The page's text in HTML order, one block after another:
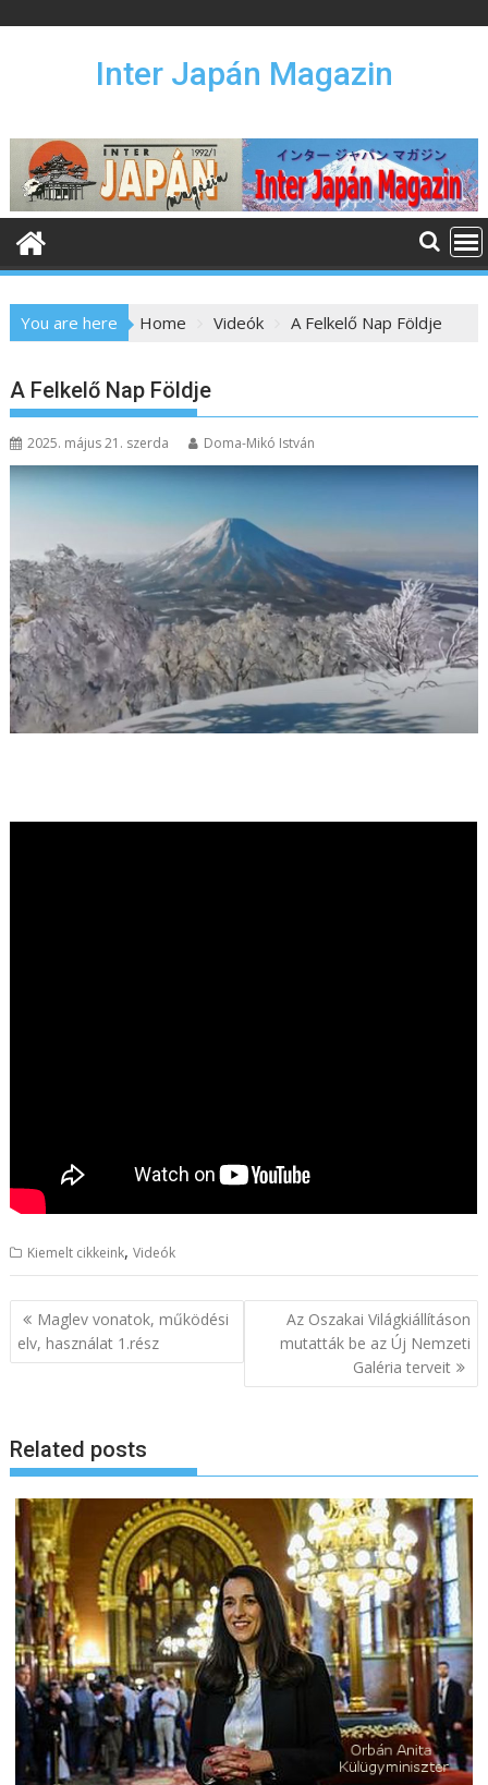
n
e
Inter Japán Magazin
You are here Home Videók A Felkelő Nap Földje
A Felkelő Nap Földje
2025. május 21. szerda Doma-Mikó István
Kiemelt cikkeink,Videók
B
e
g
y
é
s
n
a
v
i
g
c
Maglev vonatok, működési
elv, használat 1.rész
Az Oszakai Világkiállításon
mutatták be az Új Nemzeti
Galéria terveit
Related posts